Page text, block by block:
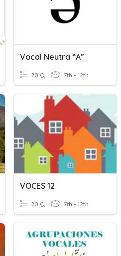
Vocal Neutra “A”
20 Q 7th - 12th
VOCES 12
20 Q 7th - 12th